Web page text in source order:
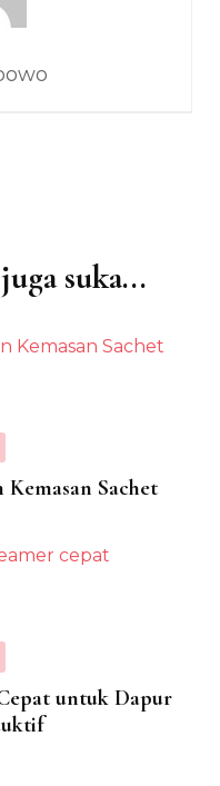
suka...
Sachet
untuk Dapur